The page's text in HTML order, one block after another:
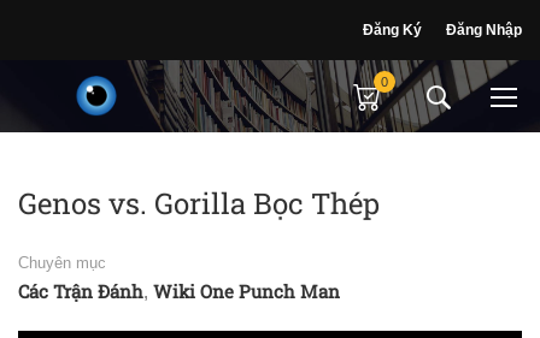
Đăng Ký Đăng Nhập
0
Genos vs. Gorilla Bọc Thép
Chuyên mục
Các Trận Đánh, Wiki One Punch Man